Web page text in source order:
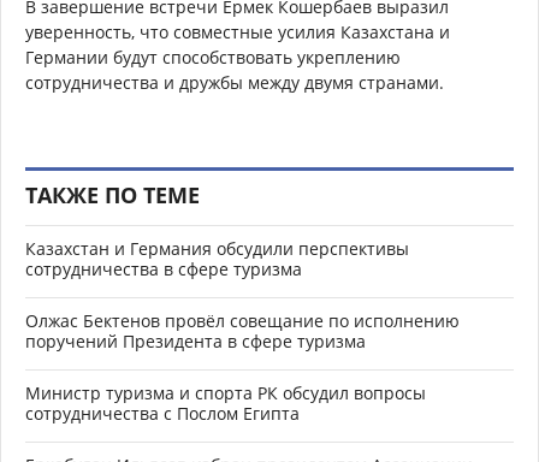
В завершение встречи Ермек Кошербаев выразил
уверенность, что совместные усилия Казахстана и
Германии будут способствовать укреплению
сотрудничества и дружбы между двумя странами.
ТАКЖЕ ПО ТЕМЕ
Казахстан и Германия обсудили перспективы
сотрудничества в сфере туризма
Олжас Бектенов провёл совещание по исполнению
поручений Президента в сфере туризма
Министр туризма и спорта РК обсудил вопросы
сотрудничества с Послом Египта